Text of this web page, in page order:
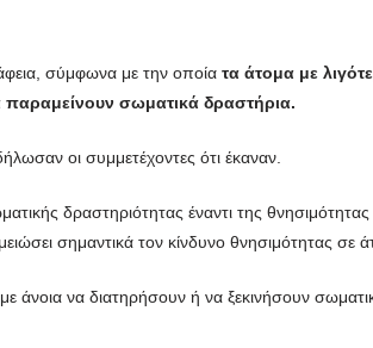
σύμφωνα με την οποία τα άτομα με
παραμείνουν σωματικά δραστήρια.
οι συμμετέχοντες ότι έκαναν.
δραστηριότητας έναντι της θνησιμότητας
σημαντικά τον κίνδυνο θνησιμότητας σε
άνοια να διατηρήσουν ή να ξεκινήσουν